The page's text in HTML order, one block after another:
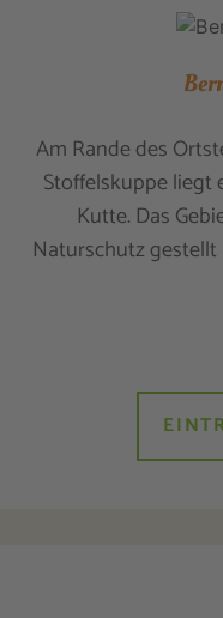
Am Rande des
Stoffelskuppe liegt
Kutte. Das
Naturschutz gestellt